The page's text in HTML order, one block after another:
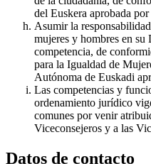
del Euskera aprobada
Asumir la
mujeres y hombres en su
competencia, de
para la Igualdad de
Autónoma de Euskadi
Las competencias y
ordenamiento jurídico
comunes por venir
Viceconsejeros y a las
Datos de contacto